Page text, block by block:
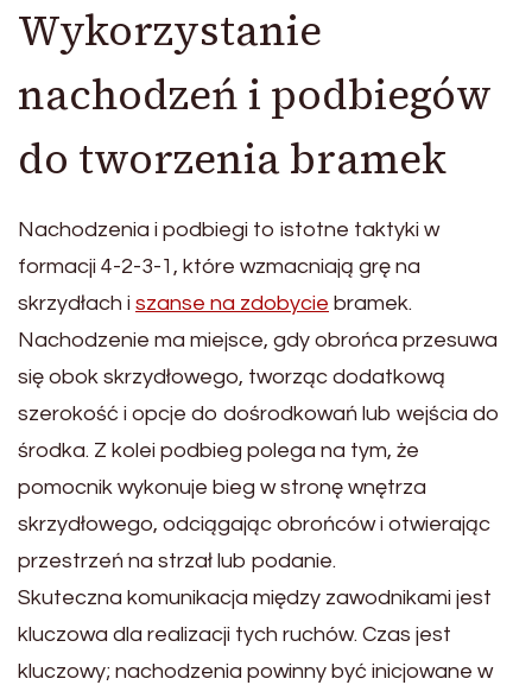
Wykorzystanie
nachodzeń i podbiegów
do tworzenia bramek
Nachodzenia i podbiegi to istotne taktyki w
formacji 4-2-3-1, które wzmacniają grę na
skrzydłach i szanse na zdobycie bramek.
Nachodzenie ma miejsce, gdy obrońca przesuwa
się obok skrzydłowego, tworząc dodatkową
szerokość i opcje do dośrodkowań lub wejścia do
środka. Z kolei podbieg polega na tym, że
pomocnik wykonuje bieg w stronę wnętrza
skrzydłowego, odciągając obrońców i otwierając
przestrzeń na strzał lub podanie.
Skuteczna komunikacja między zawodnikami jest
kluczowa dla realizacji tych ruchów. Czas jest
kluczowy; nachodzenia powinny być inicjowane w